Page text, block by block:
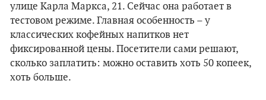
улице Карла Маркса, 21. Сейчас она работает в
тестовом режиме. Главная особенность – у
классических кофейных напитков нет
фиксированной цены. Посетители сами решают,
сколько заплатить: можно оставить хоть 50 копеек,
хоть больше.